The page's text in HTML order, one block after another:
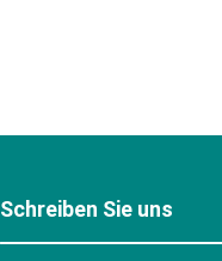
Schreiben Sie uns